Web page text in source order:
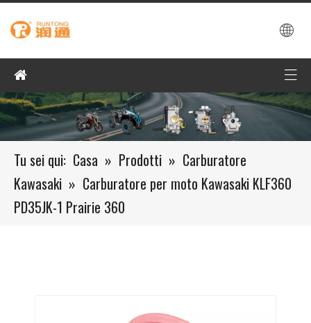
Tu sei qui: Casa » Prodotti » Carburatore
Kawasaki » Carburatore per moto Kawasaki KLF360
PD35JK-1 Prairie 360